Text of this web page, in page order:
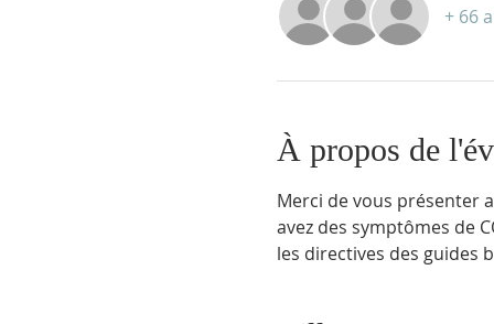
+ 66
À propos de
Merci de vous présenter
avez des symptômes de
les directives des guides